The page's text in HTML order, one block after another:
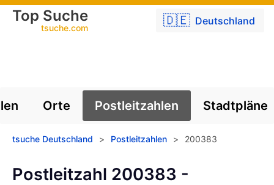
🇩🇪 Deutschland
Top Suche
tsuche.com
Orte Postleitzahlen Stadtpläne
tsuche Deutschland > Postleitzahlen > 200383
Postleitzahl 200383 -